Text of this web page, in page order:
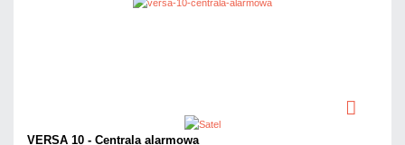
VERSA 10 - Centrala alarmowa